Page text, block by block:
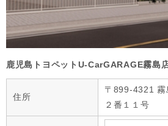
鹿児島トヨペットU-CarGARAGE霧島
住所
〒899-4321 霧
２番１１号